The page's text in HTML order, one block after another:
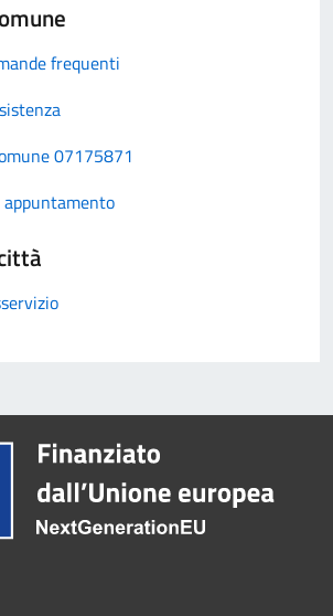
frequenti
07175871